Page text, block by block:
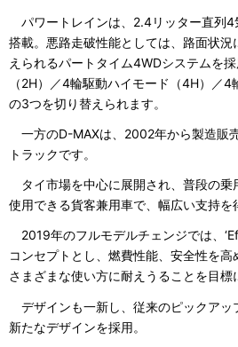
パワートレインは、2.4リッター直列4
搭載。悪路走破性能としては、路面状
えられるパートタイム4WDシステムを
（2H）／4輪駆動ハイモード（4H）／4
の3つを切り替えられます。
一方のD-MAXは、2002年から製造販
トラックです。
タイ市場を中心に展開され、普段の乗
使用できる貨客兼用車で、幅広い支持を
2019年のフルモデルチェンジでは、
コンセプトとし、燃費性能、安全性を高
さまざまな使い方に耐えうることを目標
デザインも一新し、従来のピックアッ
新たなデザインを採用。